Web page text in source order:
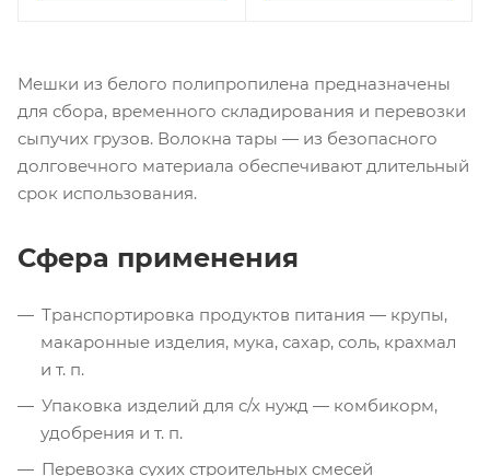
Мешки из белого полипропилена предназначены
для сбора, временного складирования и перевозки
сыпучих грузов. Волокна тары — из безопасного
долговечного материала обеспечивают длительный
срок использования.
Сфера применения
Транспортировка продуктов питания — крупы,
макаронные изделия, мука, сахар, соль, крахмал
и т. п.
Упаковка изделий для с/х нужд — комбикорм,
удобрения и т. п.
Перевозка сухих строительных смесей